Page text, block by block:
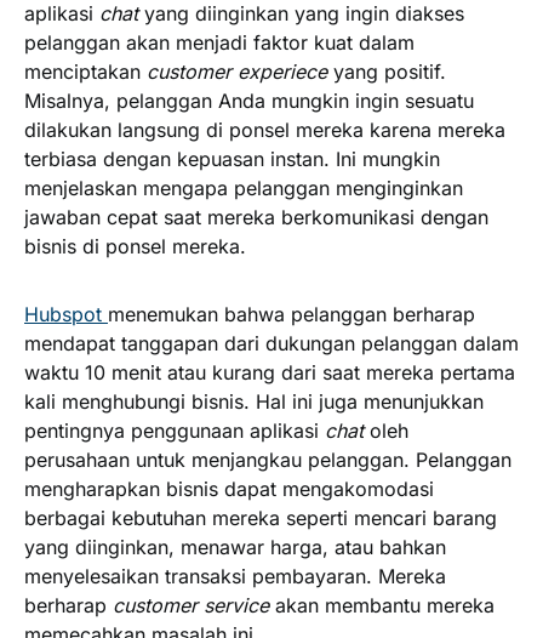
aplikasi chatyang diinginkan yang ingin diakses
pelanggan akan menjadi faktor kuat dalam
menciptakan customer experieceyang positif.
Misalnya, pelanggan Anda mungkin ingin sesuatu
dilakukan langsung di ponsel mereka karena mereka
terbiasa dengan kepuasan instan. Ini mungkin
menjelaskan mengapa pelanggan menginginkan
jawaban cepat saat mereka berkomunikasi dengan
bisnis di ponsel mereka.
Hubspot menemukan bahwa pelanggan berharap
mendapat tanggapan dari dukungan pelanggan dalam
waktu 10 menit atau kurang dari saat mereka pertama
kali menghubungi bisnis. Hal ini juga menunjukkan
pentingnya penggunaan aplikasi chatoleh
perusahaan untuk menjangkau pelanggan. Pelanggan
mengharapkan bisnis dapat mengakomodasi
berbagai kebutuhan mereka seperti mencari barang
yang diinginkan, menawar harga, atau bahkan
menyelesaikan transaksi pembayaran. Mereka
berharap customer serviceakan membantu mereka